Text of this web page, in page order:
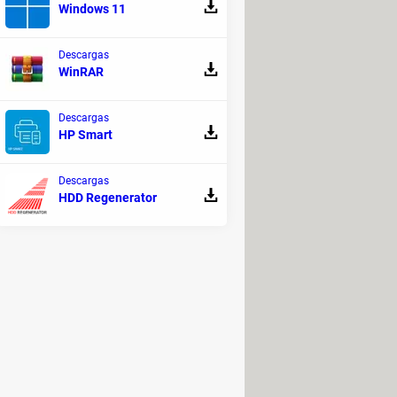
Esta opción se recomienda
paso los dos métodos.
en este caso se borrarán
la unidad
Windows 11
Descargas
WinRAR
Descargas
HP Smart
Descargas
HDD Regenerator